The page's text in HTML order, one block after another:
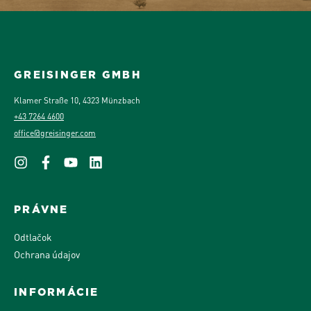
GREISINGER GMBH
Klamer Straße 10, 4323 Münzbach
+43 7264 4600
office@greisinger.com
PRÁVNE
Odtlačok
Ochrana údajov
INFORMÁCIE